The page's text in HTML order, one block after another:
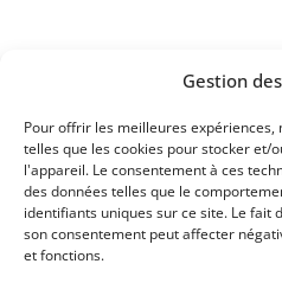
Gestion
Pour offrir les meilleures expériences,
telles que les cookies pour stocker et/
l'appareil. Le consentement à ces
des données telles que le
identifiants uniques sur ce site. Le fait
son consentement peut affecter
et fonctions.